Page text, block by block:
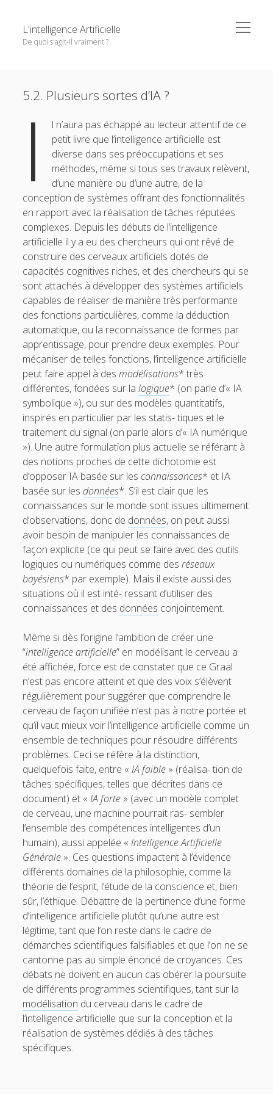
L'intelligence Artificielle
De quoi s'agit-il vraiment ?
o
p
1. L’IA : ambitions et histoire
p
e
n
m
e
n
u
3. L’IA à l’oeuvre
o
e
n
e
n
4. Interfaces entre IA et d’autres disciplines
o
p
n
m
e
n
u
5. Questions autour de l’IA o
p
n
m
n
5.1. Un algorithme = une intelligence artificielle ?
5.2. Plusieurs sortes d’IA ?
5.3. L’IA change nos vies
5.4. La machine devient plus intelligente que l’homme
5.5. IA et éthique
Pour conclure
Glossaire
Quelques références
Contributeurs
t
w
i
t
t
e
r
e
m
a
i
d
Except where otherwise noted,L'intelligence Artificielle -
Creative Commons Attribution-NonCommercial-
NoDerivatives 4.0 International
License.
5.2. Plusieurs sortes d’IA ?
I
l n’aura pas échappé au lecteur attentif de ce
petit livre que l’intelligence artificielle est
diverse dans ses préoccupations et ses
méthodes, même si tous ses travaux relèvent,
d’une manière ou d’une autre, de la
conception de systèmes offrant des fonctionnalités
en rapport avec la réalisation de tâches réputées
complexes. Depuis les débuts de l’intelligence
artificielle il y a eu des chercheurs qui ont rêvé de
construire des cerveaux artificiels dotés de
capacités cognitives riches, et des chercheurs qui se
sont attachés à développer des systèmes artificiels
capables de réaliser de manière très performante
des fonctions particulières, comme la déduction
automatique, ou la reconnaissance de formes par
apprentissage, pour prendre deux exemples. Pour
mécaniser de telles fonctions, l’intelligence artificielle
peut faire appel à desmodélisations* très
différentes, fondées sur lalogique* (on parle d’« IA
symbolique »), ou sur des modèles quantitatifs,
inspirés en particulier par les statis- tiques et le
traitement du signal (on parle alors d’« IA numérique
»). Une autre formulation plus actuelle se référant à
des notions proches de cette dichotomie est
d’opposer IA basée sur lesconnaissances* et IA
basée sur lesdonnées*. S’il est clair que les
connaissances sur le monde sont issues ultimement
d’observations, donc de données, on peut aussi
avoir besoin de manipuler les connaissances de
façon explicite (ce qui peut se faire avec des outils
logiques ou numériques comme desréseaux
bayésiens* par exemple). Mais il existe aussi des
situations où il est inté- ressant d’utiliser des
connaissances et des données conjointement.
Même si dès l’origine l’ambition de créer une
“intelligence artificielle” en modélisant le cerveau a
été affichée, force est de constater que ce Graal
n’est pas encore atteint et que des voix s’élèvent
régulièrement pour suggérer que comprendre le
cerveau de façon unifiée n’est pas à notre portée et
qu’il vaut mieux voir l’intelligence artificielle comme un
ensemble de techniques pour résoudre différents
problèmes. Ceci se réfère à la distinction,
quelquefois faite, entre «IA faible » (réalisa- tion de
tâches spécifiques, telles que décrites dans ce
document) et «IA forte » (avec un modèle complet
de cerveau, une machine pourrait ras- sembler
l’ensemble des compétences intelligentes d’un
humain), aussi appelée «Intelligence Artificielle
Générale ». Ces questions impactent à l’évidence
différents domaines de la philosophie, comme la
théorie de l’esprit, l’étude de la conscience et, bien
sûr, l’éthique. Débattre de la pertinence d’une forme
d’intelligence artificielle plutôt qu’une autre est
légitime, tant que l’on reste dans le cadre de
démarches scientifiques falsifiables et que l’on ne se
cantonne pas au simple énoncé de croyances. Ces
débats ne doivent en aucun cas obérer la poursuite
de différents programmes scientifiques, tant sur la
modélisation du cerveau dans le cadre de
l’intelligence artificielle que sur la conception et la
réalisation de systèmes dédiés à des tâches
spécifiques.